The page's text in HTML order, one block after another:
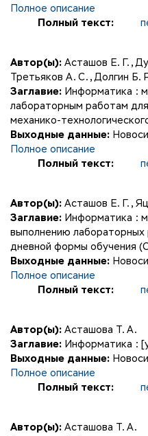
Полное описание
Полный текст:
Автор(ы): Асташов Е. Г. ,
Третьяков А. С. , Долгин Б.
Заглавие: Информатика :
лабораторным работам
механико-
Выходные данные:
Полное описание
Полный текст:
Автор(ы): Асташов Е. Г. ,
Заглавие: Информатика :
выполнению
дневной формы обучения
Выходные данные:
Полное описание
Полный текст:
Автор(ы): Асташова Т. А.
Заглавие: Информатика :
Выходные данные:
Полное описание
Полный текст:
Автор(ы): Асташова Т. А.